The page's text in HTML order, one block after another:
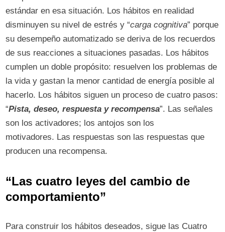
estándar en esa situación. Los hábitos en realidad
disminuyen su nivel de estrés y “carga cognitiva” porque
su desempeño automatizado se deriva de los recuerdos
de sus reacciones a situaciones pasadas. Los hábitos
cumplen un doble propósito: resuelven los problemas de
la vida y gastan la menor cantidad de energía posible al
hacerlo. Los hábitos siguen un proceso de cuatro pasos:
“Pista, deseo, respuesta y recompensa”. Las señales
son los activadores; los antojos son los
motivadores. Las respuestas son las respuestas que
producen una recompensa.
“Las cuatro leyes del cambio de
comportamiento”
Para construir los hábitos deseados, sigue las Cuatro